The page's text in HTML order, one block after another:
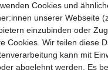
Cookies und
unserer Webseite
einzubinden oder
Cookies. Wir teilen diese
kann mit
abgelehnt werden. Es